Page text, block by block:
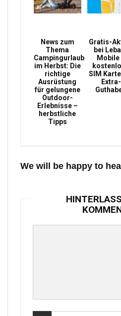
News zum
Thema
Campingurlaub
im Herbst: Die
richtige
Ausrüstung
für gelungene
Outdoor-
Erlebnisse –
herbstliche
Tipps
Gratis-
bei
Mobile
SIM
Extra-
We will be happy to